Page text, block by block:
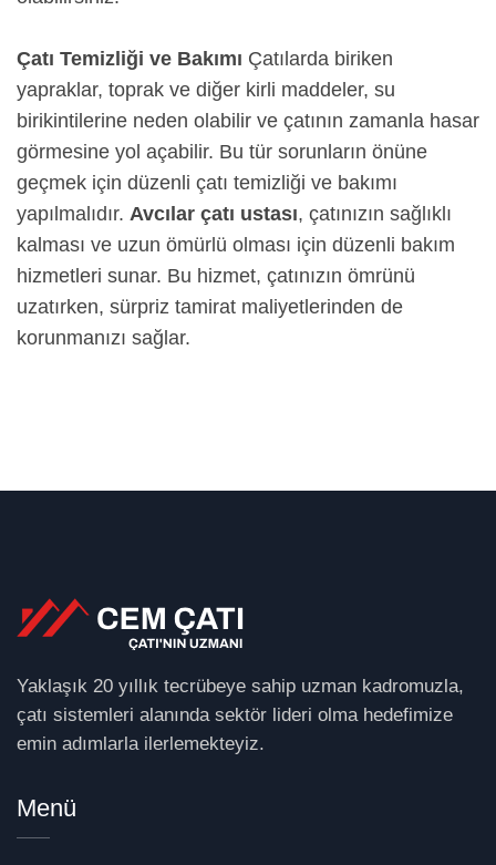
Çatı Temizliği ve Bakımı Çatılarda biriken
yapraklar, toprak ve diğer kirli maddeler, su
birikintilerine neden olabilir ve çatının zamanla hasar
görmesine yol açabilir. Bu tür sorunların önüne
geçmek için düzenli çatı temizliği ve bakımı
yapılmalıdır. Avcılar çatı ustası, çatınızın sağlıklı
kalması ve uzun ömürlü olması için düzenli bakım
hizmetleri sunar. Bu hizmet, çatınızın ömrünü
uzatırken, sürpriz tamirat maliyetlerinden de
korunmanızı sağlar.
Yaklaşık 20 yıllık tecrübeye sahip uzman kadromuzla,
çatı sistemleri alanında sektör lideri olma hedefimize
emin adımlarla ilerlemekteyiz.
Menü